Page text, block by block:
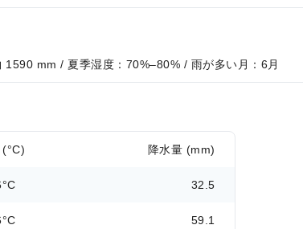
mm / 夏季湿度：70%–80% / 雨が多い月：6月
降水量 (mm)
32.5
59.1